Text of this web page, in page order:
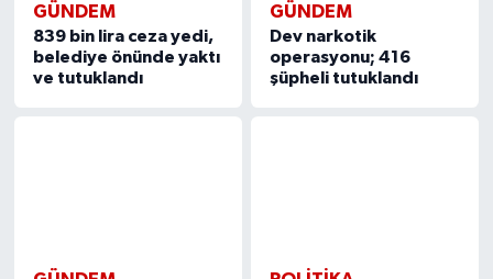
GÜNDEM
839 bin lira ceza yedi,
belediye önünde yaktı
ve tutuklandı
GÜNDEM
Dev narkotik
operasyonu; 416
şüpheli tutuklandı